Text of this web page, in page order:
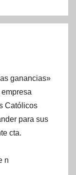
ganancias»
Católicos
para sus
cta.
n